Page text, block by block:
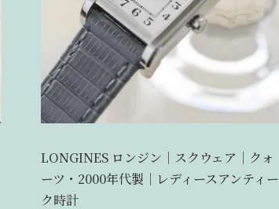
LONGINES ロンジン｜スクウェア｜クォ
ーツ・2000年代製｜レディースアンティー
ク時計